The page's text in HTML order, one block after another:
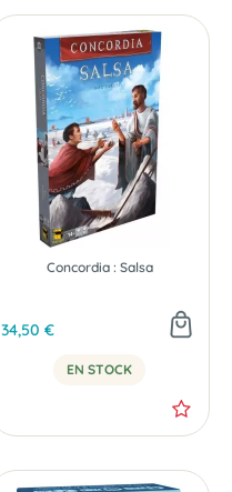
Concordia : Salsa
34,50 €
EN STOCK